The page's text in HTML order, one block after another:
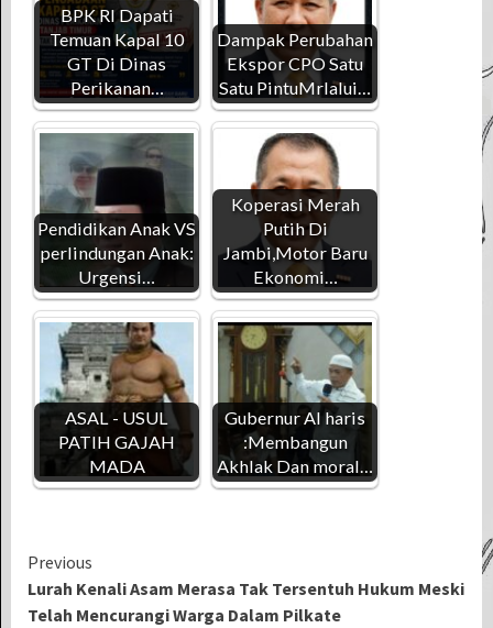
BPK RI Dapati
Temuan Kapal 10
GT Di Dinas
Perikanan…
Dampak Perubahan
Ekspor CPO Satu
Satu PintuMrlalui…
Pendidikan Anak VS
perlindungan Anak:
Urgensi…
Koperasi Merah
Putih Di
Jambi,Motor Baru
Ekonomi…
ASAL - USUL
PATIH GAJAH
MADA
Gubernur Al haris
:Membangun
Akhlak Dan moral…
Continue
Reading
Previous
Lurah Kenali Asam Merasa Tak Tersentuh Hukum Meski
Telah Mencurangi Warga Dalam Pilkate